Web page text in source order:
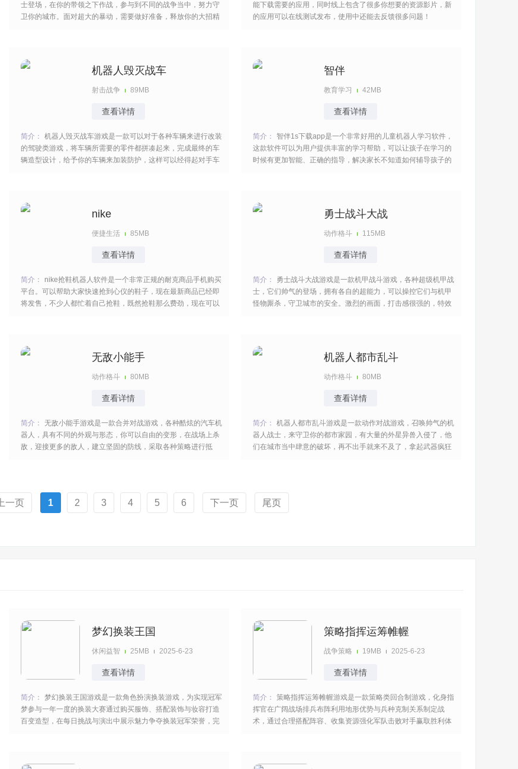
士登场，在你的带领之下作战，参与到不同的战争当中，努力守
卫你的城市。面对超大的暴动，需要做好准备，释放你的大招精
能下载需要的应用，同时线上包含了很多你想要的资源影片，新
的应用可以在线测试发布，使用中还能去反馈很多问题！
机器人毁灭战车
射击战争 89MB
查看详情
简介：
机器人毁灭战车游戏是一款可以对于各种车辆来进行改装
的驾驶类游戏，将车辆所需要的零件都拼凑起来，完成最终的车
辆造型设计，给予你的车辆来加装防护，这样可以经得起对手车
智伴
教育学习 42MB
查看详情
简介：
智伴1s下载app是一个非常好用的儿童机器人学习软件，
这款软件可以为用户提供丰富的学习帮助，可以让孩子在学习的
时候有更加智能、正确的指导，解决家长不知道如何辅导孩子的
nike
便捷生活 85MB
查看详情
简介：
nike抢鞋机器人软件是一个非常正规的耐克商品手机购买
平台。可以帮助大家快速抢到心仪的鞋子，现在最新商品已经即
将发售，不少人都忙着自己抢鞋，既然抢鞋那么费劲，现在可以
勇士战斗大战
动作格斗 115MB
查看详情
简介：
勇士战斗大战游戏是一款机甲战斗游戏，各种超级机甲战
士，它们帅气的登场，拥有各自的超能力，可以操控它们与机甲
怪物厮杀，守卫城市的安全。激烈的画面，打击感很强的，特效
无敌小能手
动作格斗 80MB
查看详情
简介：
无敌小能手游戏是一款合并对战游戏，各种酷炫的汽车机
器人，具有不同的外观与形态，你可以自由的变形，在战场上杀
敌，迎接更多的敌人，建立坚固的防线，采取各种策略进行抵
机器人都市乱斗
动作格斗 80MB
查看详情
简介：
机器人都市乱斗游戏是一款动作对战游戏，召唤帅气的机
器人战士，来守卫你的都市家园，有大量的外星异兽入侵了，他
们在城市当中肆意的破坏，再不出手就来不及了，拿起武器疯狂
上一页 1 2 3 4 5 6 下一页 尾页
梦幻换装王国
休闲益智 25MB 2025-6-23
查看详情
简介：
梦幻换装王国游戏是一款角色扮演换装游戏，为实现冠军
梦参与一年一度的换装大赛通过购买服饰、搭配装饰与妆容打造
百变造型，在每日挑战与演出中展示魅力争夺换装冠军荣誉，完
策略指挥运筹帷幄
战争策略 19MB 2025-6-23
查看详情
简介：
策略指挥运筹帷幄游戏是一款策略类回合制游戏，化身指
挥官在广阔战场排兵布阵利用地形优势与兵种克制关系制定战
术，通过合理搭配阵容、收集资源强化军队击败对手赢取胜利体